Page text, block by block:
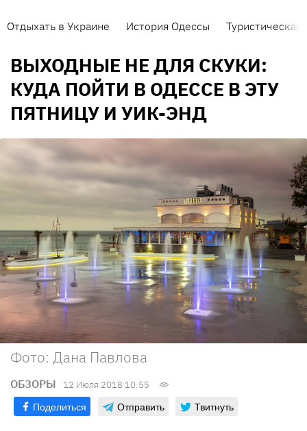
Отдыхать в Украине История Одессы Туристическая
ВЫХОДНЫЕ НЕ ДЛЯ СКУКИ:
КУДА ПОЙТИ В ОДЕССЕ В ЭТУ
ПЯТНИЦУ И УИК-ЭНД
Фото: Дана Павлова
ОБЗОРЫ 12 Июля 2018 10:55
Поделиться Отправить Твитнуть